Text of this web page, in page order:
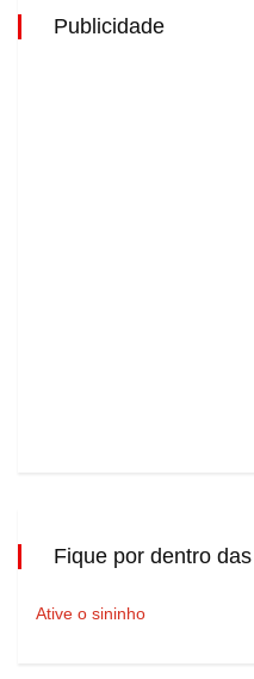
Publicidade
Fique por dentro
Ative o sininho